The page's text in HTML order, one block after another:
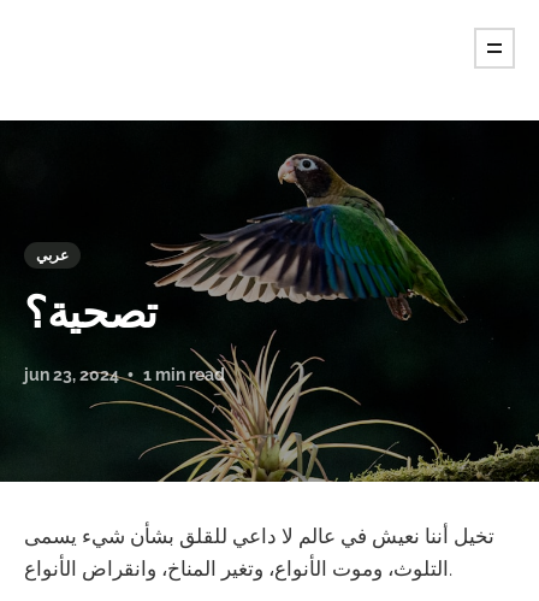
عربي
تصحية؟
jun 23, 2024 1 min read
تخيل أننا نعيش في عالم لا داعي للقلق بشأن شيء يسمى
التلوث، وموت الأنواع، وتغير المناخ، وانقراض الأنواع.